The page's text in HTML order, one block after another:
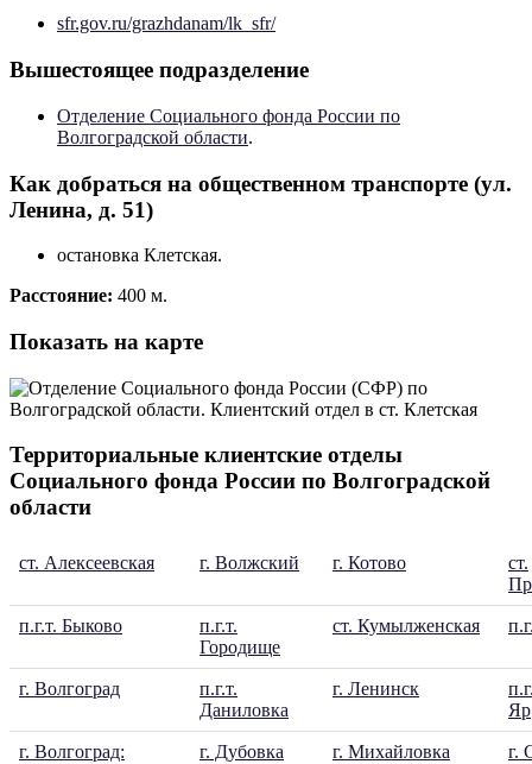
sfr.gov.ru/grazhdanam/lk_sfr/
Вышестоящее подразделение
Отделение Социального фонда России по
Волгоградской области.
Как добраться на общественном транспорте (ул.
Ленина, д. 51)
остановка Клетская.
Расстояние: 400 м.
Показать на карте
Территориальные клиентские отделы
Социального фонда России по Волгоградской
области
ст. Алексеевская г. Волжский г. Котово
ст.
п.г.т. Быково
п.г.т.
Городище
ст. Кумылженская
г. Волгоград
п.г.т.
Даниловка
г. Ленинск
Яр
г. Волгоград:
г. Дубовка г. Михайловка г.